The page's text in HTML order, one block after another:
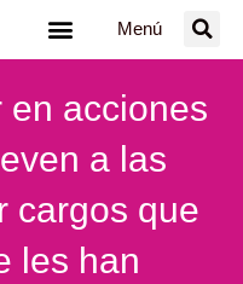
Menú
en acciones
a las
cargos que
les han